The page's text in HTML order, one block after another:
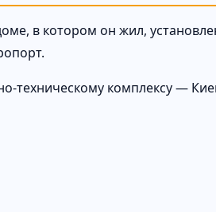
в котором он жил,
техническому комплексу —